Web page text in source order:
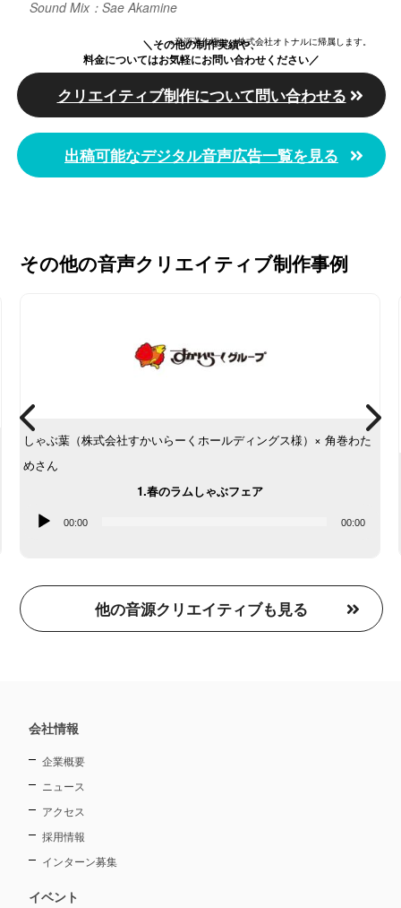
Sound Mix：Sae Akamine
※音源著作権は、株式会社オトナルに帰属します。
＼その他の制作実績や、
料金についてはお気軽にお問い合わせください／
クリエイティブ制作について問い合わせる
出稿可能なデジタル音声広告一覧を見る
その他の音声クリエイティブ制作事例
しゃぶ葉（株式会社すかいらーくホールディングス様）× 角巻わた
めさん
1.春のラムしゃぶフェア
レ
ー
00:00 00:00
他の音源クリエイティブも見る
会社情報
企業概要
ニュース
アクセス
採用情報
インターン募集
イベント